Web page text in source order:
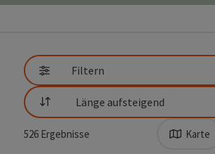
Filtern
Sortierung
526 Ergebnisse Karte